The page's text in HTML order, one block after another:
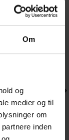
Om
og
medier og til
om
inden
Tilføj til
ønskeliste